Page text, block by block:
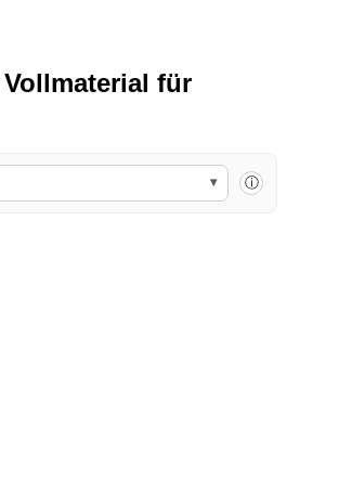
für
▾ ⓘ